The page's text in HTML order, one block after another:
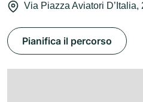
Via Piazza Aviatori D’Italia,
Pianifica il percorso